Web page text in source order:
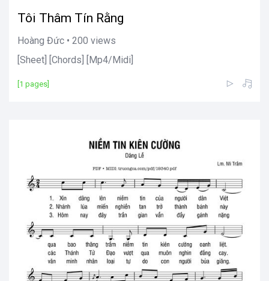
Tôi Thâm Tín Rằng
Hoàng Đức • 200 views
[Sheet] [Chords] [Mp4/Midi]
[1 pages]